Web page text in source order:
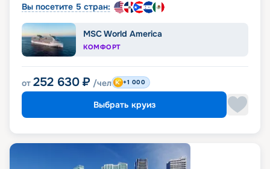
Вы посетите 5 стран:
MSC World America
КОМФОРТ
от 252 630 ₽ /чел +1 000
Выбрать круиз